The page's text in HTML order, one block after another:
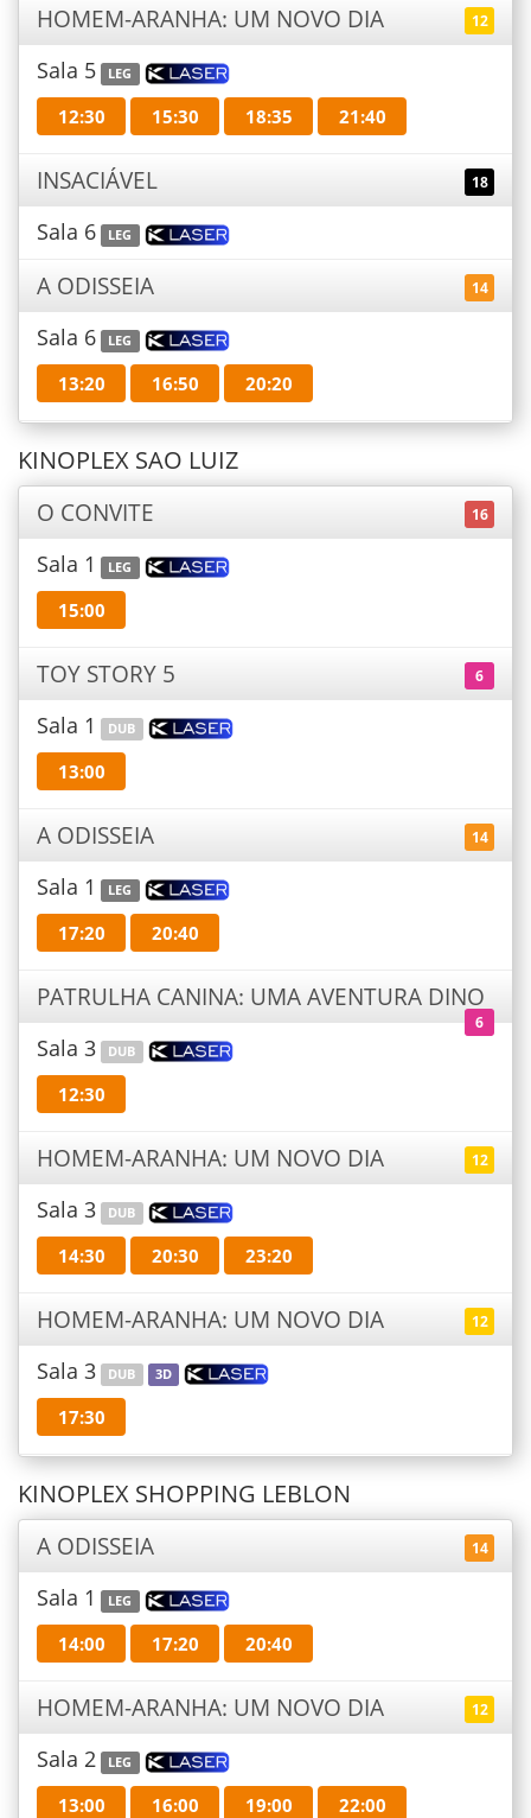
HOMEM-ARANHA: UM NOVO DIA 12
Sala 5 LEG
12:30 15:30 18:35 21:40
INSACIÁVEL 18
Sala 6 LEG
A ODISSEIA 14
Sala 6 LEG
13:20 16:50 20:20
KINOPLEX SAO LUIZ
O CONVITE 16
Sala 1 LEG
15:00
TOY STORY 5 6
Sala 1 DUB
13:00
A ODISSEIA 14
Sala 1 LEG
17:20 20:40
PATRULHA CANINA: UMA AVENTURA DINO
6
Sala 3 DUB
12:30
HOMEM-ARANHA: UM NOVO DIA 12
Sala 3 DUB
14:30 20:30 23:20
HOMEM-ARANHA: UM NOVO DIA 12
Sala 3 DUB 3D
17:30
KINOPLEX SHOPPING LEBLON
A ODISSEIA 14
Sala 1 LEG
14:00 17:20 20:40
HOMEM-ARANHA: UM NOVO DIA 12
Sala 2 LEG
13:00 16:00 19:00 22:00